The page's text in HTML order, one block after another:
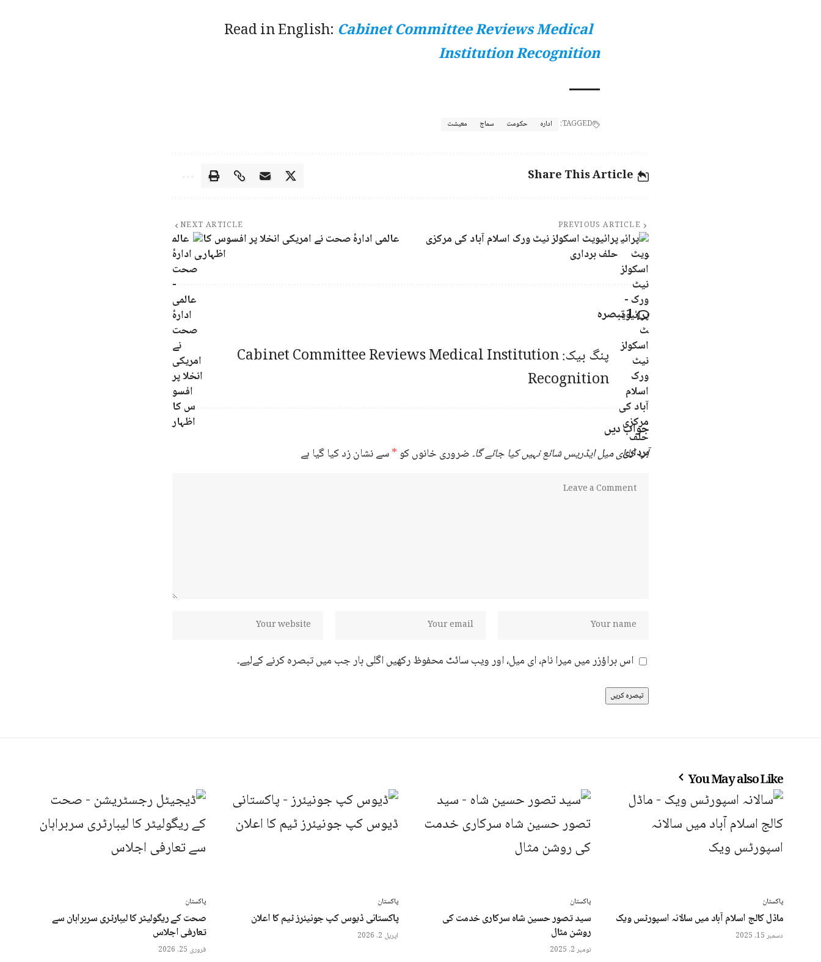
Read in English: Cabinet Committee Reviews Medical
Institution Recognition
TAGGED: ادارہ حکومت سماج معیشت
Share This Article
PREVIOUS ARTICLE
پرائیویٹ اسکولز نیٹ ورک اسلام آباد کی مرکزی
حلف برداری
NEXT ARTICLE
عالمی ادارۂ صحت نے امریکی انخلا پر افسوس کا
اظہار
1 تبصرہ
پنگ بیک:Cabinet Committee Reviews Medical Institution
Recognition
جواب دیں
آپ کا ای میل ایڈریس شائع نہیں کیا جائے گا۔ضروری خانوں کو*سے نشان زد کیا گیا ہے
اس براؤزر میں میرا نام، ای میل، اور ویب سائٹ محفوظ رکھیں اگلی بار جب میں تبصرہ کرنے کےلیے۔
You May also Like
پاکستان
ماڈل کالج اسلام آباد میں سالانہ اسپورٹس ویک
دسمبر 15, 2025
پاکستان
سید تصور حسین شاہ سرکاری خدمت کی
روشن مثال
نومبر 2, 2025
پاکستان
پاکستانی ڈیوس کپ جونیئرز ٹیم کا اعلان
اپریل 2, 2026
پاکستان
صحت کے ریگولیٹر کا لیبارٹری سربراہان سے
تعارفی اجلاس
فروری 25, 2026